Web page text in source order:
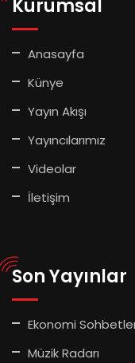
Kurumsal
Anasayfa
Künye
Yayın Akışı
Yayıncılarımız
Videolar
İletişim
Son Yayınlar
Ekonomi
Müzik Radarı